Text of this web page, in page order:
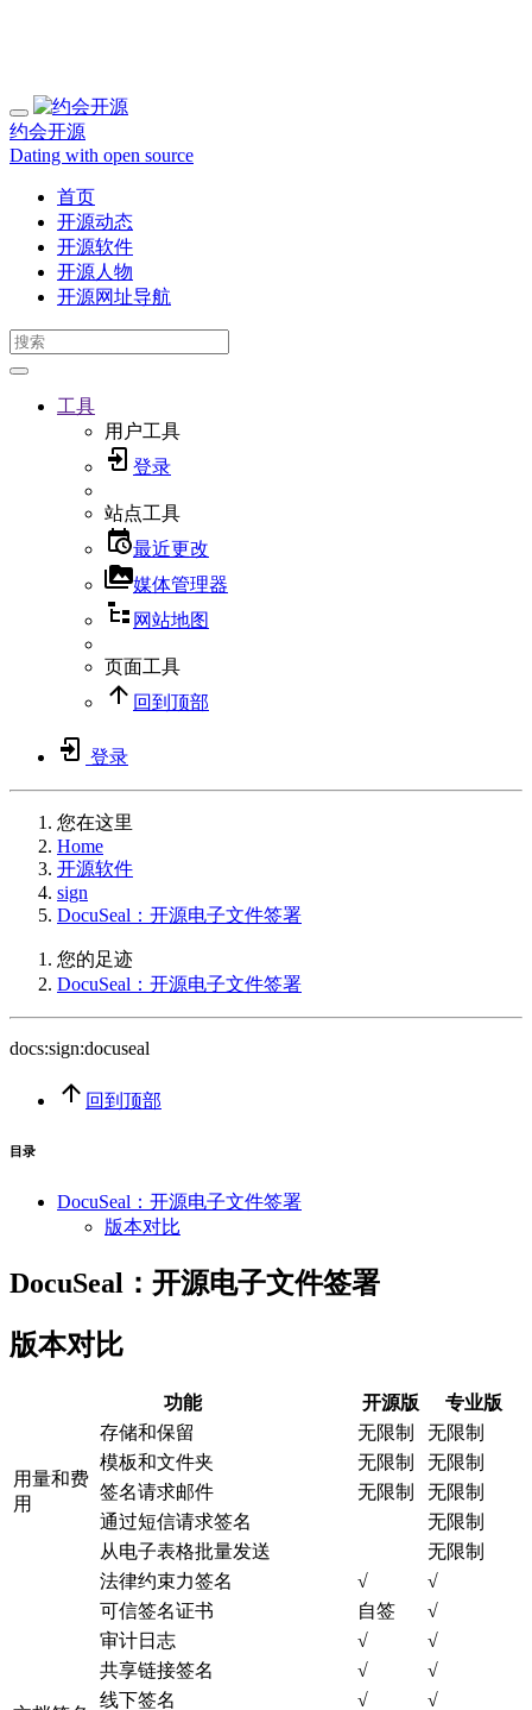
约会开源
Dating with open source
首页
开源动态
开源软件
开源人物
开源网址导航
工具
用户工具
登录
站点工具
最近更改
媒体管理器
网站地图
页面工具
回到顶部
登录
您在这里
Home
开源软件
sign
DocuSeal：开源电子文件签署
您的足迹
DocuSeal：开源电子文件签署
docs:sign:docuseal
回到顶部
目录
DocuSeal：开源电子文件签署
版本对比
DocuSeal：开源电子文件签署
版本对比
功能 开源版 专业版
用量和费
用
存储和保留 无限制
无限制
模板和文件夹
无限制
无限制
签名请求邮件
无限制
无限制
通过短信请求签名
无限制
从电子表格批量发送
无限制
法律约束力签名 √
√
可信签名证书
自签
√
审计日志
√
√
共享链接签名
√
√
线下签名
√
√